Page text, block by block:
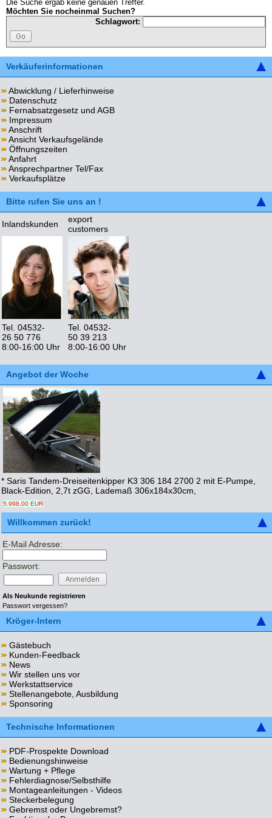
Die Suche ergab keine genauen Treffer.
Möchten Sie nocheinmal Suchen?
Schlagwort:
Verkäuferinformationen
Abwicklung / Lieferhinweise
Datenschutz
Fernabsatzgesetz und AGB
Impressum
Anschrift
Ansicht Verkaufsgelände
Öffnungszeiten
Anfahrt
Ansprechpartner Tel/Fax
Verkaufsplätze
Bitte rufen Sie uns an !
Inlandskunden
export
customers
Tel. 04532-
26 50 776
8:00-16:00 Uhr
Tel. 04532-
50 39 213
8:00-16:00 Uhr
Angebot der Woche
* Saris Tandem-Dreiseitenkipper K3 306 184 2700 2 mit E-Pumpe,
Black-Edition, 2,7t zGG, Lademaß 306x184x30cm,
5.998,00 EUR
Willkommen zurück!
E-Mail Adresse:
Passwort:
Als Neukunde registrieren
Passwort vergessen?
Kröger-Intern
Gästebuch
Kunden-Feedback
News
Wir stellen uns vor
Werkstattservice
Stellenangebote, Ausbildung
Sponsoring
Technische Informationen
PDF-Prospekte Download
Bedienungshinweise
Wartung + Pflege
Fehlerdiagnose/Selbsthilfe
Montageanleitungen - Videos
Steckerbelegung
Gebremst oder Ungebremst?